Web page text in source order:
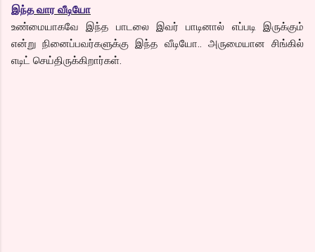
இந்த வார வீடியோ
உண்மையாகவே இந்த பாடலை இவர் பாடினால் எப்படி இருக்கும்
என்று நினைப்பவர்களுக்கு இந்த வீடியோ.. அருமையான சிங்கில்
எடிட் செய்திருக்கிறார்கள்.